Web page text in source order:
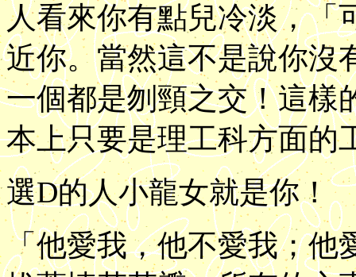
人看來你有點兒冷淡，「
近你。當然這不是說你沒
一個都是刎頸之交！這樣
本上只要是理工科方面的
選D的人小龍女就是你！
「他愛我，他不愛我；他